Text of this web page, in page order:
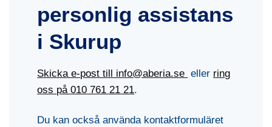
personlig assistans
i Skurup
Skicka e-post till info@aberia.se eller ring
oss på010 761 21 21.
Du kan också använda kontaktformuläret